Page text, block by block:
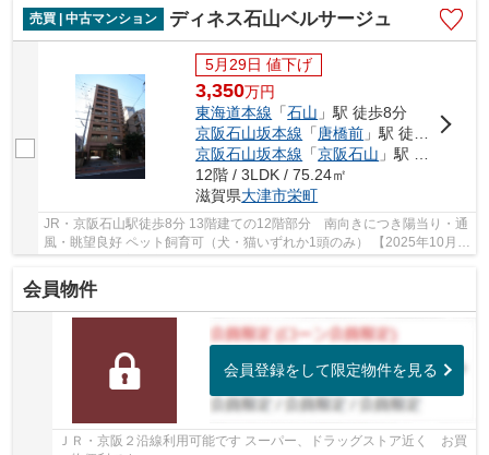
売買 | 中古マンション ディネス石山ベルサージュ
5月29日 値下げ
3,350万円
東海道本線 「石山 」駅 徒歩8分
京阪石山坂本線 「 唐橋前 」駅 徒歩4分
京阪石山坂本線 「京阪石山 」駅 徒歩8分
12階 / 3LDK / 75.24㎡
滋賀県大津市栄町
JR・京阪石山駅徒歩8分 13階建ての12階部分 南向きにつき陽当り・通
風・眺望良好 ペット飼育可（犬・猫いずれか1頭のみ） 【2025年10月リ
会員物件
会員登録をして限定物件を見る
ＪＲ・京阪２沿線利用可能です スーパー、ドラッグストア近く お買